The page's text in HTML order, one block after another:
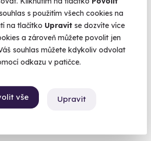
s použitím všech cookies na
na tlačítko Upravit se dozvíte více
a zároveň můžete povolit jen
souhlas můžete kdykoliv odvolat
odkazu v patičce.
vše Upravit
9.5
pětkrát - celkem 30 výstřelů.
Hradiště)